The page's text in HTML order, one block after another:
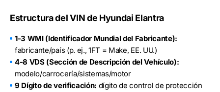
Estructura del VIN de Hyundai Elantra
1-3 WMI (Identificador Mundial del Fabricante):
fabricante/país (p. ej., 1FT = Make, EE. UU.)
4-8 VDS (Sección de Descripción del Vehículo):
modelo/carrocería/sistemas/motor
9 Dígito de verificación: dígito de control de protección